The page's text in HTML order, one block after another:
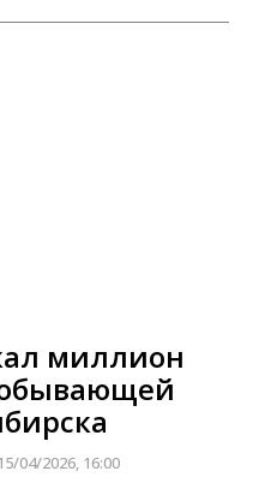
миллион
04/2026, 16:00